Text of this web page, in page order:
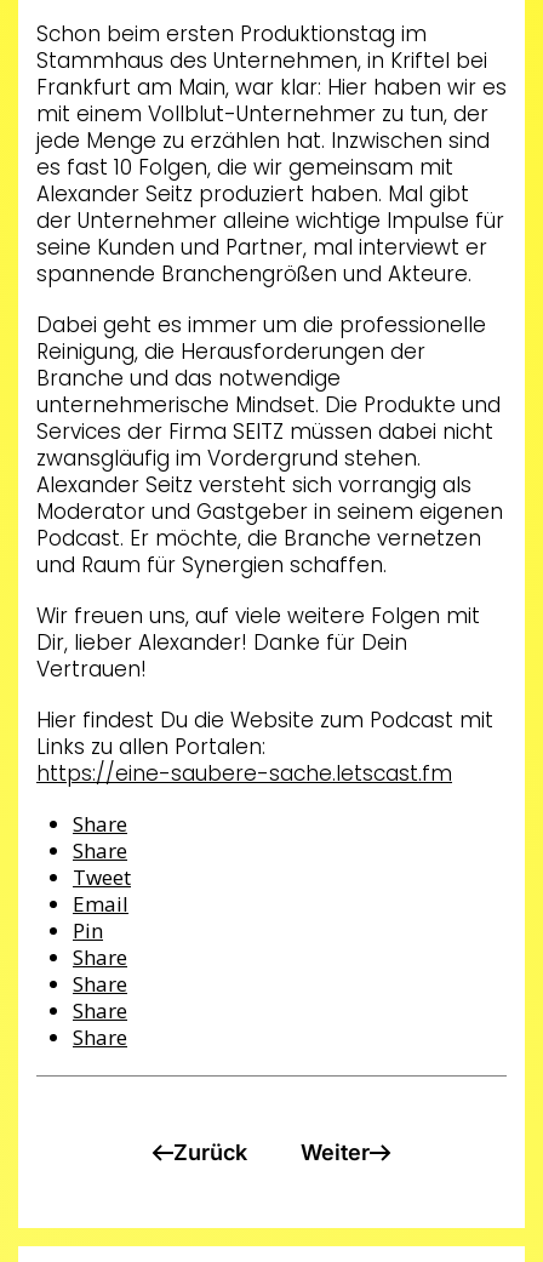
Schon beim ersten Produktionstag im
Stammhaus des Unternehmen, in Kriftel bei
Frankfurt am Main, war klar: Hier haben wir es
mit einem Vollblut-Unternehmer zu tun, der
jede Menge zu erzählen hat. Inzwischen sind
es fast 10 Folgen, die wir gemeinsam mit
Alexander Seitz produziert haben. Mal gibt
der Unternehmer alleine wichtige Impulse für
seine Kunden und Partner, mal interviewt er
spannende Branchengrößen und Akteure.
Dabei geht es immer um die professionelle
Reinigung, die Herausforderungen der
Branche und das notwendige
unternehmerische Mindset. Die Produkte und
Services der Firma SEITZ müssen dabei nicht
zwansgläufig im Vordergrund stehen.
Alexander Seitz versteht sich vorrangig als
Moderator und Gastgeber in seinem eigenen
Podcast. Er möchte, die Branche vernetzen
und Raum für Synergien schaffen.
Wir freuen uns, auf viele weitere Folgen mit
Dir, lieber Alexander! Danke für Dein
Vertrauen!
Hier findest Du die Website zum Podcast mit
Links zu allen Portalen:
https://eine-saubere-sache.letscast.fm
Share
Share
Tweet
Email
Pin
Share
Share
Share
Share
Zurück Weiter